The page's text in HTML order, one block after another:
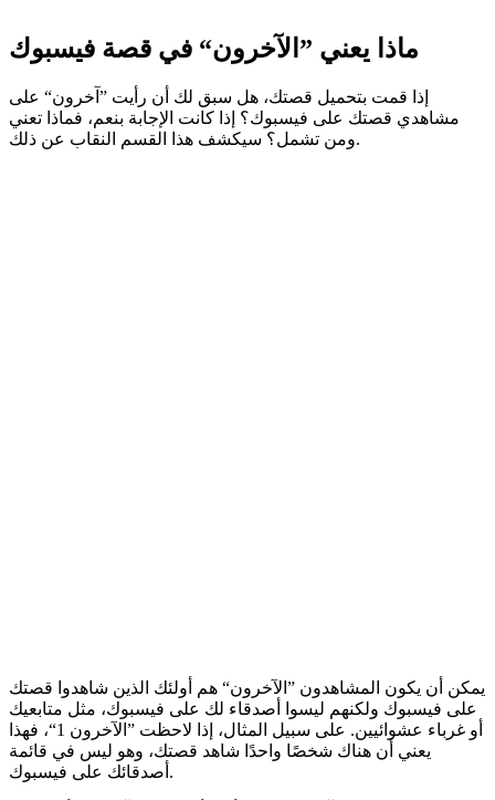
ماذا يعني ”الآخرون“ في قصة فيسبوك
إذا قمت بتحميل قصتك، هل سبق لك أن رأيت ”آخرون“ على
مشاهدي قصتك على فيسبوك؟ إذا كانت الإجابة بنعم، فماذا تعني
ومن تشمل؟ سيكشف هذا القسم النقاب عن ذلك.
يمكن أن يكون المشاهدون ”الآخرون“ هم أولئك الذين شاهدوا قصتك
على فيسبوك ولكنهم ليسوا أصدقاء لك على فيسبوك، مثل متابعيك
أو غرباء عشوائيين. على سبيل المثال، إذا لاحظت ”الآخرون 1“، فهذا
يعني أن هناك شخصًا واحدًا شاهد قصتك، وهو ليس في قائمة
أصدقائك على فيسبوك.